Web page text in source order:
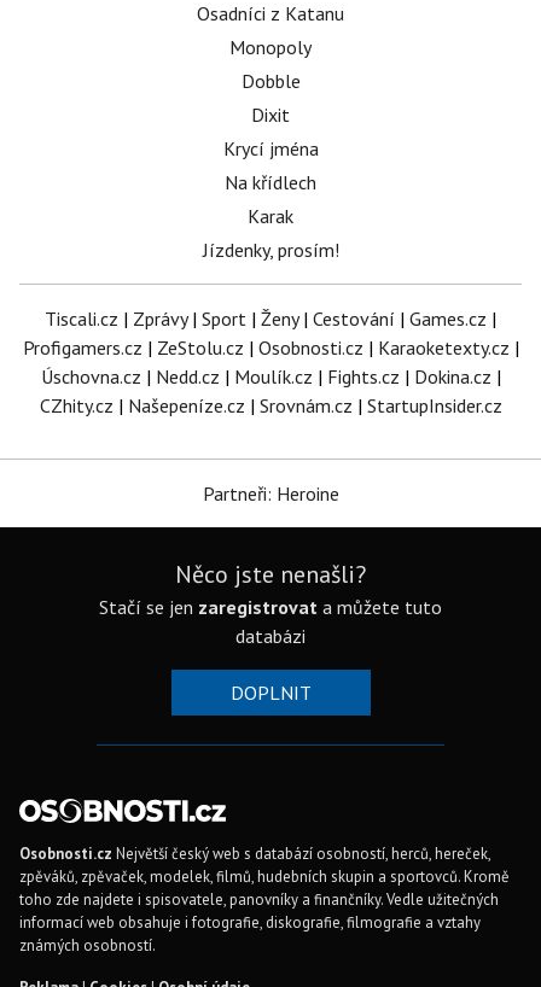
Osadníci z Katanu
Monopoly
Dobble
Dixit
Krycí jména
Na křídlech
Karak
Jízdenky, prosím!
Tiscali.cz | Zprávy| Sport | Ženy| Cestování | Games.cz |
Profigamers.cz | ZeStolu.cz | Osobnosti.cz | Karaoketexty.cz |
Úschovna.cz | Nedd.cz | Moulík.cz | Fights.cz | Dokina.cz |
CZhity.cz | Našepeníze.cz | Srovnám.cz | StartupInsider.cz
Partneři: Heroine
Něco jste nenašli?
Stačí se jen zaregistrovat a můžete tuto
databázi
DOPLNIT
Osobnosti.cz Největší český web s databází osobností, herců, hereček,
zpěváků, zpěvaček, modelek, filmů, hudebních skupin a sportovců. Kromě
toho zde najdete i spisovatele, panovníky a finančníky. Vedle užitečných
informací web obsahuje i fotografie, diskografie, filmografie a vztahy
známých osobností.